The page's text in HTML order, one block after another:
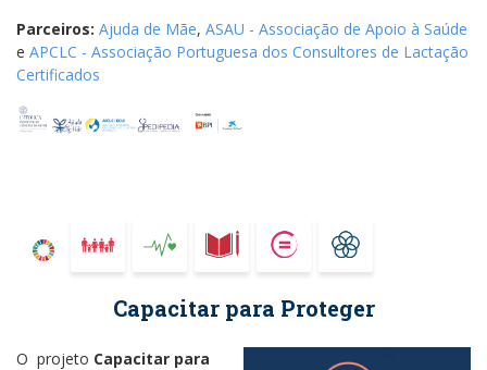
Parceiros: Ajuda de Mãe, ASAU - Associação de Apoio à Saúde
e APCLC - Associação Portuguesa dos Consultores de Lactação
Certificados
Capacitar para Proteger
O projeto Capacitar para